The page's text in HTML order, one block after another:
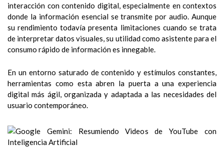
interacción con contenido digital, especialmente en contextos
donde la información esencial se transmite por audio. Aunque
su rendimiento todavía presenta limitaciones cuando se trata
de interpretar datos visuales, su utilidad como asistente para el
consumo rápido de información es innegable.
En un entorno saturado de contenido y estímulos constantes,
herramientas como esta abren la puerta a una experiencia
digital más ágil, organizada y adaptada a las necesidades del
usuario contemporáneo.